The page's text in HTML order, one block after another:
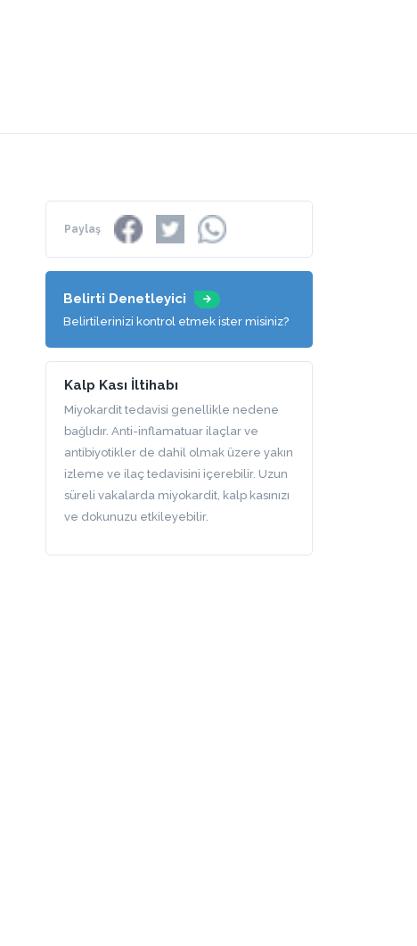
Paylaş
Belirti Denetleyici
Belirtilerinizi kontrol etmek ister misiniz?
Kalp Kası İltihabı
Miyokardit tedavisi genellikle nedene
bağlıdır. Anti-inflamatuar ilaçlar ve
antibiyotikler de dahil olmak üzere yakın
izleme ve ilaç tedavisini içerebilir. Uzun
süreli vakalarda miyokardit, kalp kasınızı
ve dokunuzu etkileyebilir.